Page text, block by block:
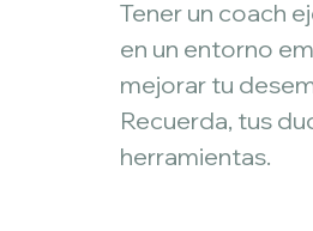
Tener un coach
en un entorno
mejorar tu
Recuerda, tus
herramientas.